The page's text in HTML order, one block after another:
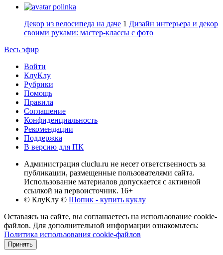
polinka
Декор из велосипеда на даче 1 Дизайн интерьера и декор
своими руками: мастер-классы с фото
Весь эфир
Войти
КлуКлу
Рубрики
Помощь
Правила
Соглашение
Конфиденциальность
Рекомендации
Поддержка
В версию для ПК
Администрация cluclu.ru не несет ответственность за
публикации, размещенные пользователями сайта.
Использование материалов допускается с активной
ссылкой на первоисточник. 16+
© КлуКлу © Шопик - купить куклу
Оставаясь на сайте, вы соглашаетесь на использование cookie-
файлов. Для дополнительной информации ознакомьтесь:
Политика использования cookie-файлов
Принять